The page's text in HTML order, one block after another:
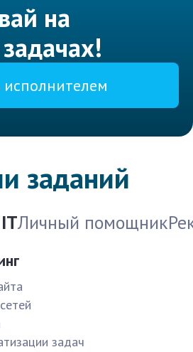
на
исполнителем
заданий
Личный помощник
задач